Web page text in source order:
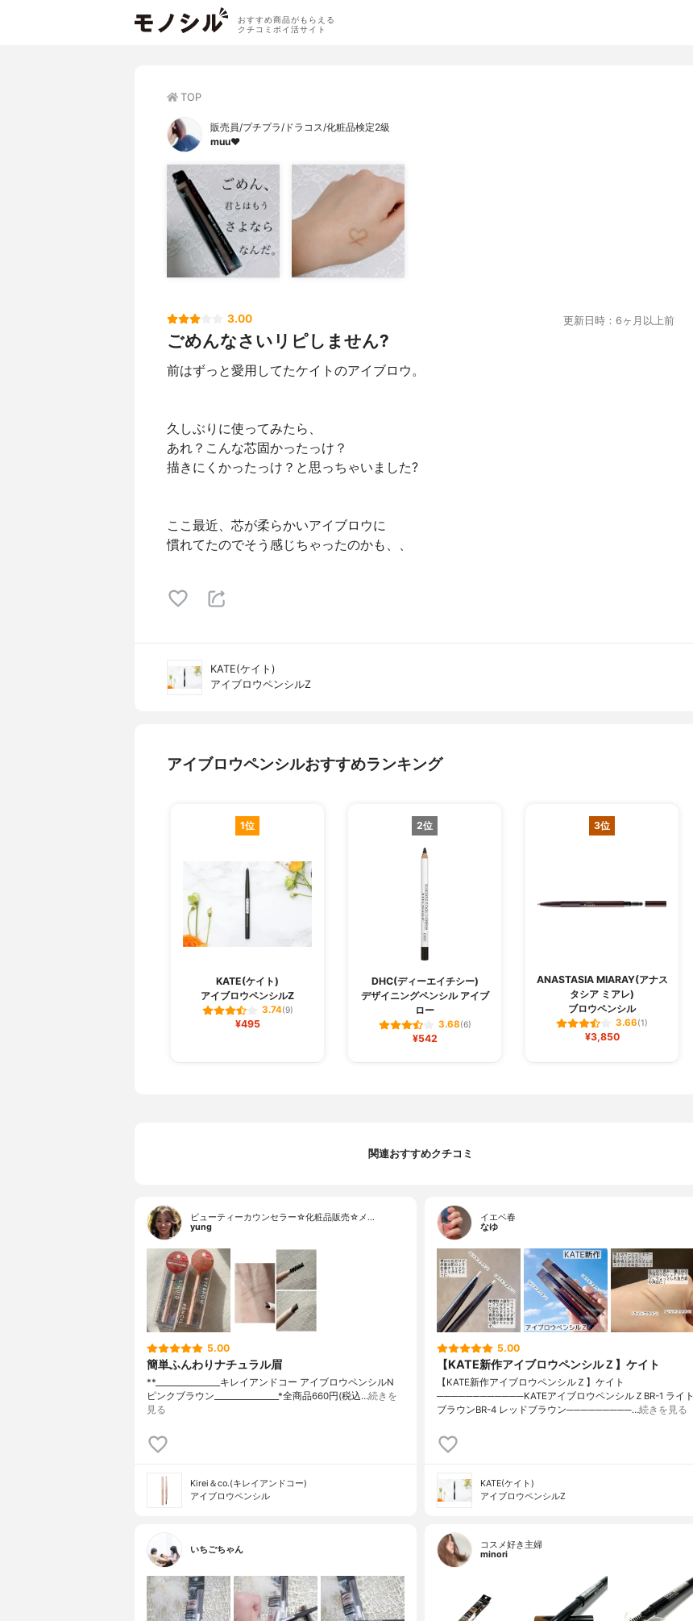
おすすめ商品がもらえる
クチコミポイ活サイト
TOP
販売員/プチプラ/ドラコス/化粧品検定2級
muu❤︎
3.00 更新日時：6ヶ月以上前
ごめんなさいリピしません?
前はずっと愛用してたケイトのアイブロウ。
久しぶりに使ってみたら、
あれ？こんな芯固かったっけ？
描きにくかったっけ？と思っちゃいました?
ここ最近、芯が柔らかいアイブロウに
慣れてたのでそう感じちゃったのかも、、
KATE(ケイト)
アイブロウペンシルZ
アイブロウペンシルおすすめランキング
1位
KATE(ケイト)
アイブロウペンシルZ
3.74(9)
¥495
2位
DHC(ディーエイチシー)
デザイニングペンシル アイブ
ロー
3.68(6)
¥542
3位
ANASTASIA MIARAY(アナス
タシア ミアレ)
ブロウペンシル
3.66(1)
¥3,850
関連おすすめクチコミ
ビューティーカウンセラー☆化粧品販売☆メ…
yung
5.00
簡単ふんわりナチュラル眉
**⁡________________⁡キレイアンドコー ⁡アイブロウペンシルN
ピンクブラウン⁡________________⁡⁡⁡⁡*全商品660円(税込…続きを
見る
Kirei＆co.(キレイアンドコー)
アイブロウペンシル
イエベ春
なゆ
5.00
【KATE新作アイブロウペンシルＺ】ケイト
【KATE新作アイブロウペンシルＺ】ケイト
────────────KATEアイブロウペンシルＺBR-1 ライト
ブラウンBR-4 レッドブラウン─────────…続きを見る
KATE(ケイト)
アイブロウペンシルZ
いちごちゃん
コスメ好き主婦
minori